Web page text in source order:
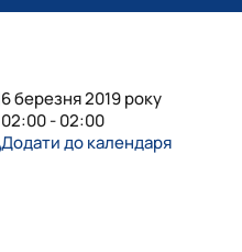
6 березня 2019 року
02:00 - 02:00
Додати до календаря